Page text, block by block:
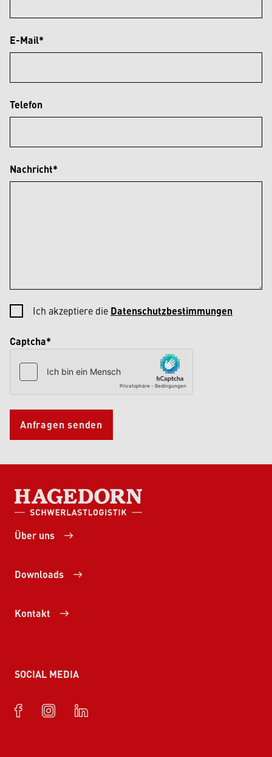
E-Mail*
Telefon
Nachricht*
Ich akzeptiere die Datenschutzbestimmungen
Captcha*
Anfragen senden
HAGEDORN SCHWERLASTLOGISTIK
Über uns
Downloads
Kontakt
SOCIAL MEDIA